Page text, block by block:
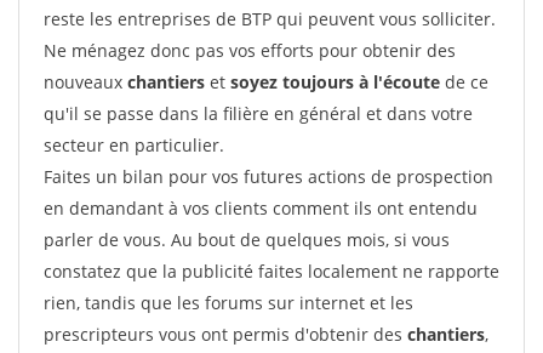
reste les entreprises de BTP qui peuvent vous solliciter.
Ne ménagez donc pas vos efforts pour obtenir des
nouveaux chantiers et soyez toujours à l'écoute de ce
qu'il se passe dans la filière en général et dans votre
secteur en particulier.
Faites un bilan pour vos futures actions de prospection
en demandant à vos clients comment ils ont entendu
parler de vous. Au bout de quelques mois, si vous
constatez que la publicité faites localement ne rapporte
rien, tandis que les forums sur internet et les
prescripteurs vous ont permis d'obtenir des chantiers,